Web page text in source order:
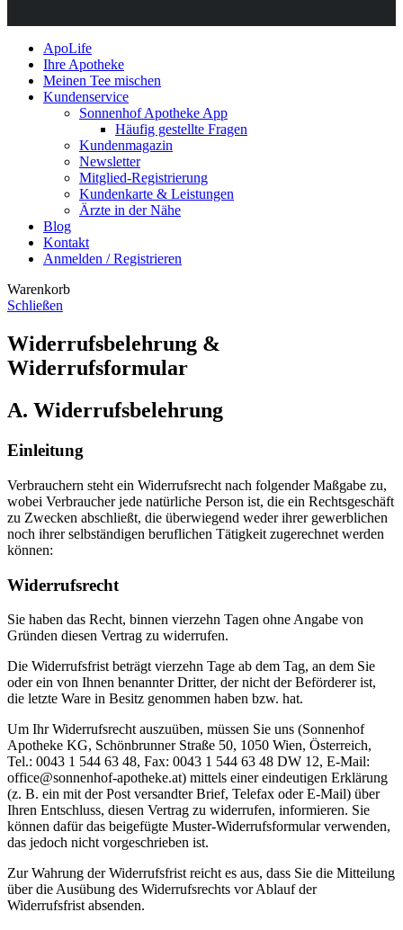
ApoLife
Ihre Apotheke
Meinen Tee mischen
Kundenservice
Sonnenhof Apotheke App
Häufig gestellte Fragen
Kundenmagazin
Newsletter
Mitglied-Registrierung
Kundenkarte & Leistungen
Ärzte in der Nähe
Blog
Kontakt
Anmelden / Registrieren
Warenkorb
Schließen
Widerrufsbelehrung &
Widerrufsformular
A. Widerrufsbelehrung
Einleitung
Verbrauchern steht ein Widerrufsrecht nach folgender Maßgabe zu,
wobei Verbraucher jede natürliche Person ist, die ein Rechtsgeschäft
zu Zwecken abschließt, die überwiegend weder ihrer gewerblichen
noch ihrer selbständigen beruflichen Tätigkeit zugerechnet werden
können:
Widerrufsrecht
Sie haben das Recht, binnen vierzehn Tagen ohne Angabe von
Gründen diesen Vertrag zu widerrufen.
Die Widerrufsfrist beträgt vierzehn Tage ab dem Tag, an dem Sie
oder ein von Ihnen benannter Dritter, der nicht der Beförderer ist,
die letzte Ware in Besitz genommen haben bzw. hat.
Um Ihr Widerrufsrecht auszuüben, müssen Sie uns (Sonnenhof
Apotheke KG, Schönbrunner Straße 50, 1050 Wien, Österreich,
Tel.: 0043 1 544 63 48, Fax: 0043 1 544 63 48 DW 12, E-Mail:
office@sonnenhof-apotheke.at) mittels einer eindeutigen Erklärung
(z. B. ein mit der Post versandter Brief, Telefax oder E-Mail) über
Ihren Entschluss, diesen Vertrag zu widerrufen, informieren. Sie
können dafür das beigefügte Muster-Widerrufsformular verwenden,
das jedoch nicht vorgeschrieben ist.
Zur Wahrung der Widerrufsfrist reicht es aus, dass Sie die Mitteilung
über die Ausübung des Widerrufsrechts vor Ablauf der
Widerrufsfrist absenden.